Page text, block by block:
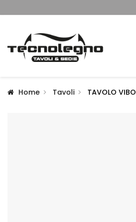
Home Tavoli TAVOLO VIBO